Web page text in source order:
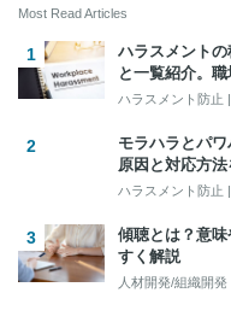
Most Read Articles
ハラスメント
と一覧紹介。
ハラスメント防止 |
モラハラとパ
原因と対応方
ハラスメント防止 |
傾聴とは？意
すく解説
人材開発/組織開発